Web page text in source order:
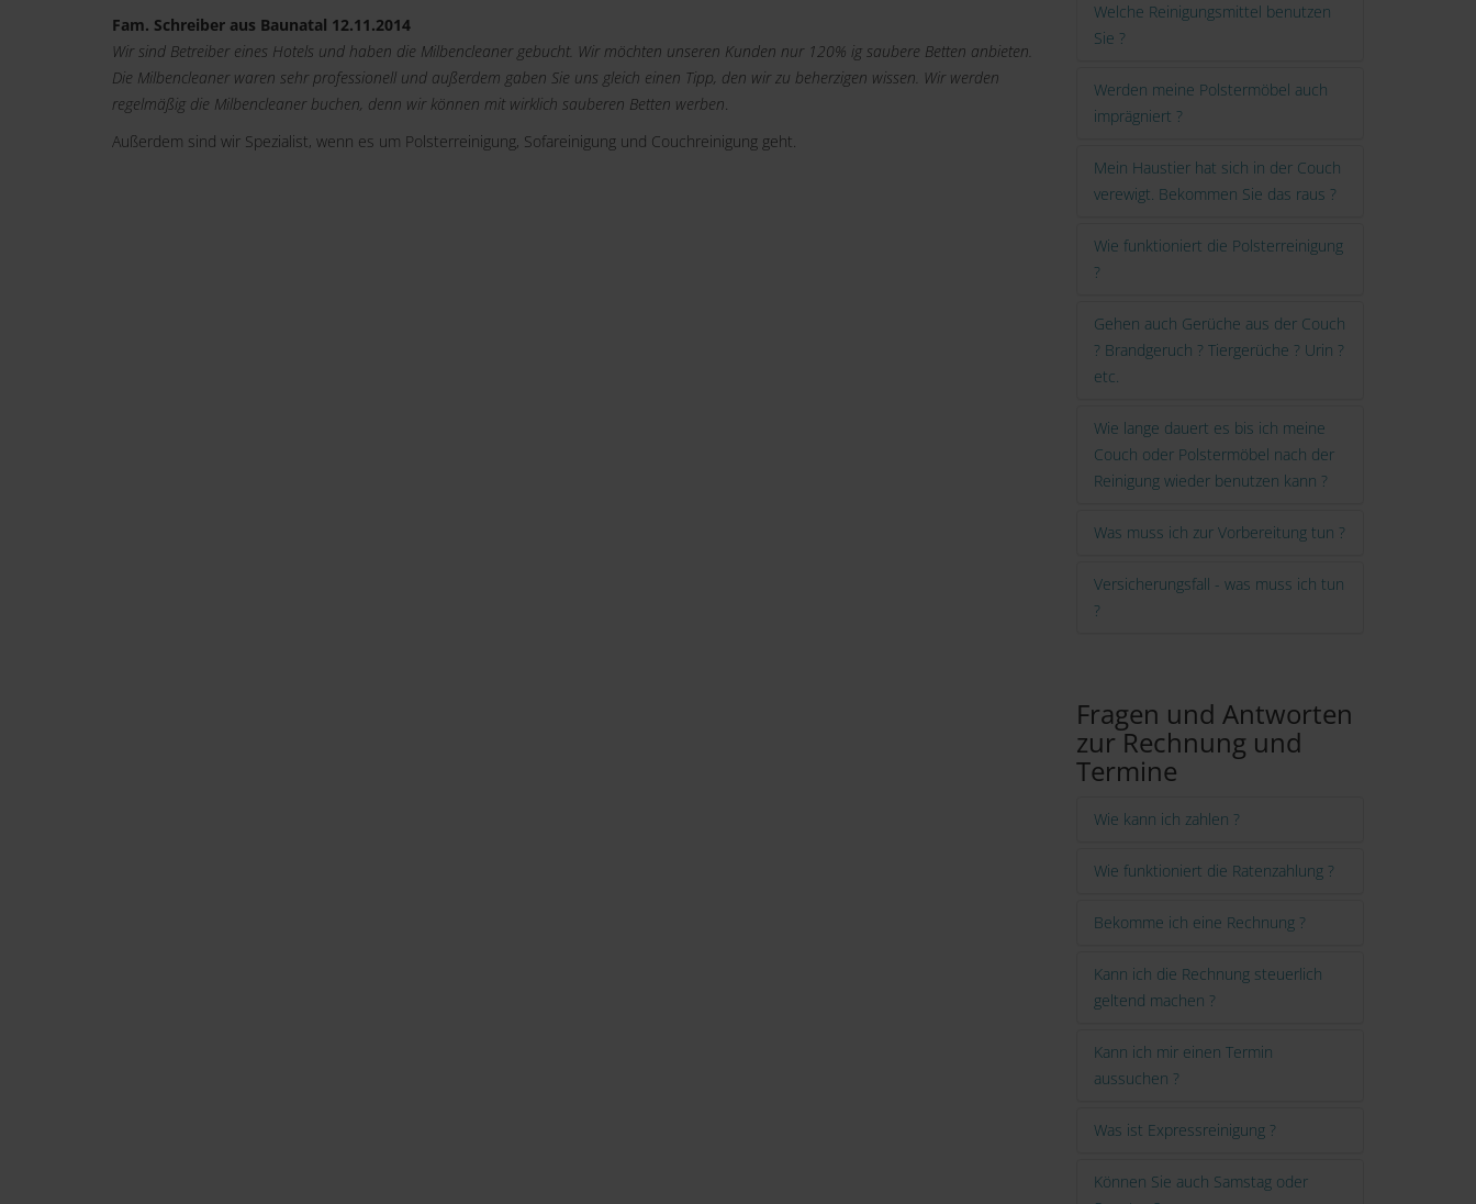
Fam. Schreiber aus Baunatal 12.11.2014
Wir sind Betreiber eines Hotels und haben die Milbencleaner gebucht. Wir möchten unseren Kunden nur 120% ig saubere Betten anbieten.
Die Milbencleaner waren sehr professionell und außerdem gaben Sie uns gleich einen Tipp, den wir zu beherzigen wissen. Wir werden
regelmäßig die Milbencleaner buchen, denn wir können mit wirklich sauberen Betten werben.
Außerdem sind wir Spezialist, wenn es um Polsterreinigung, Sofareinigung und Couchreinigung geht.
Welche Reinigungsmittel benutzen
Sie ?
Werden meine Polstermöbel auch
imprägniert ?
Mein Haustier hat sich in der Couch
verewigt. Bekommen Sie das raus ?
Wie funktioniert die Polsterreinigung
?
Gehen auch Gerüche aus der Couch
? Brandgeruch ? Tiergerüche ? Urin ?
etc.
Wie lange dauert es bis ich meine
Couch oder Polstermöbel nach der
Reinigung wieder benutzen kann ?
Was muss ich zur Vorbereitung tun ?
Versicherungsfall - was muss ich tun
?
Fragen und Antworten
zur Rechnung und
Termine
Wie kann ich zahlen ?
Wie funktioniert die Ratenzahlung ?
Bekomme ich eine Rechnung ?
Kann ich die Rechnung steuerlich
geltend machen ?
Kann ich mir einen Termin
aussuchen ?
Was ist Expressreinigung ?
Können Sie auch Samstag oder